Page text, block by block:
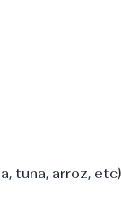
tuna, arroz, etc)